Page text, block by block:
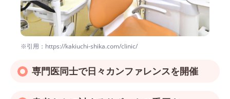
※引用：https://kakiuchi-shika.com/clinic/
専門医同士で日々カンファレンスを開催